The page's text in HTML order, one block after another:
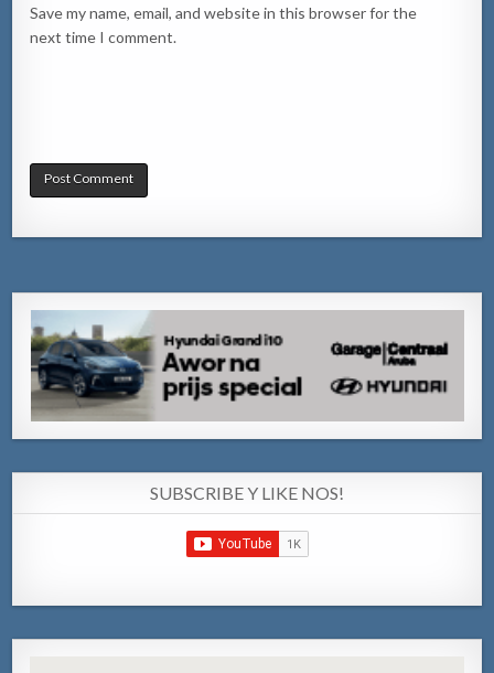
Save my name, email, and website in this browser for the
next time I comment.
SUBSCRIBE Y LIKE NOS!